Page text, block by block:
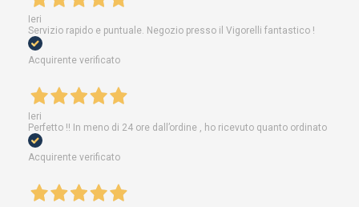
Ieri
Servizio rapido e puntuale. Negozio presso il Vigorelli fantastico !
Acquirente verificato
Ieri
Perfetto !! In meno di 24 ore dall’ordine , ho ricevuto quanto ordinato
Acquirente verificato